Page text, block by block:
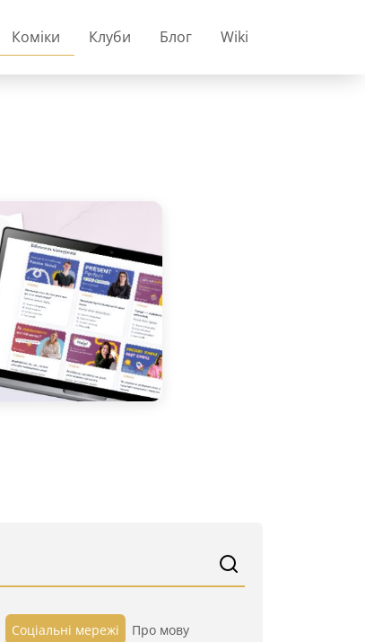
Коміки Клуби Блог Wiki
Cоціальні мережі Про мову